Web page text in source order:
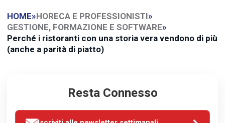
HOME»HORECA E PROFESSIONISTI»
GESTIONE, FORMAZIONE E SOFTWARE»
Perché i ristoranti con una storia vera vendono di più
(anche a parità di piatto)
Resta Connesso